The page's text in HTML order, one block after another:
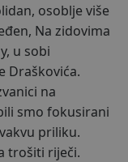
osoblje više
Na zidovima
u sobi
Draškovića.
na
smo fokusirani
priliku.
trošiti riječi.